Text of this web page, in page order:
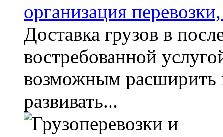
организация
Доставка грузов в
востребованной
возможным расширить
развивать...